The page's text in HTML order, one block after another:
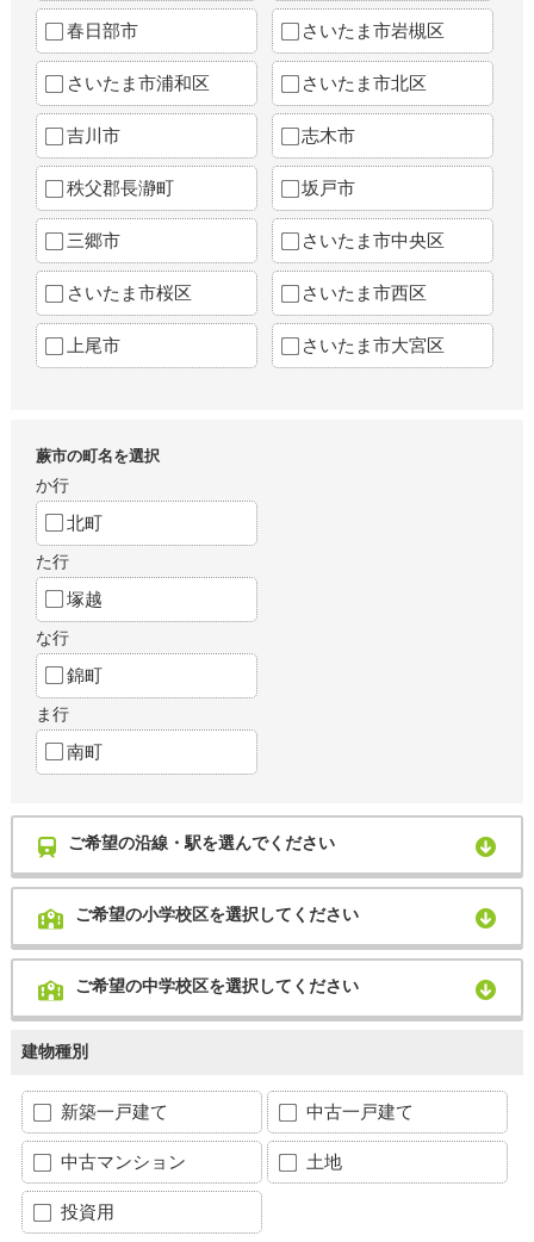
春日部市 さいたま市岩槻区
さいたま市浦和区 さいたま市北区
吉川市 志木市
秩父郡長瀞町 坂戸市
三郷市 さいたま市中央区
さいたま市桜区 さいたま市西区
上尾市 さいたま市大宮区
蕨市の町名を選択
か行
北町
た行
塚越
な行
錦町
ま行
南町
ご希望の沿線・駅を選んでください
ご希望の小学校区を選択してください
ご希望の中学校区を選択してください
建物種別
新築一戸建て 中古一戸建て
中古マンション 土地
投資用